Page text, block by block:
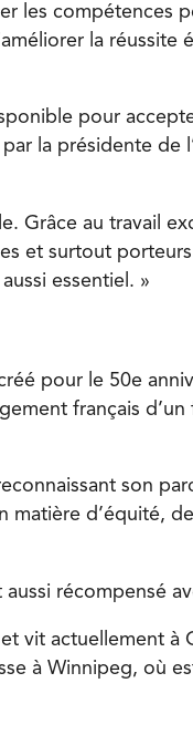
les compétences
la réussite
pour
la présidente de
Grâce au travail
et surtout
essentiel. »
pour le 50e
français
son
matière d’équité,
récompensé
vit actuellement à
à Winnipeg, où